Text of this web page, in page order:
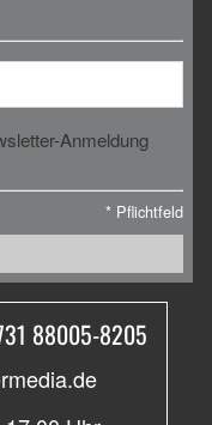
Anmeldung
* Pflichtfeld
88005-8205